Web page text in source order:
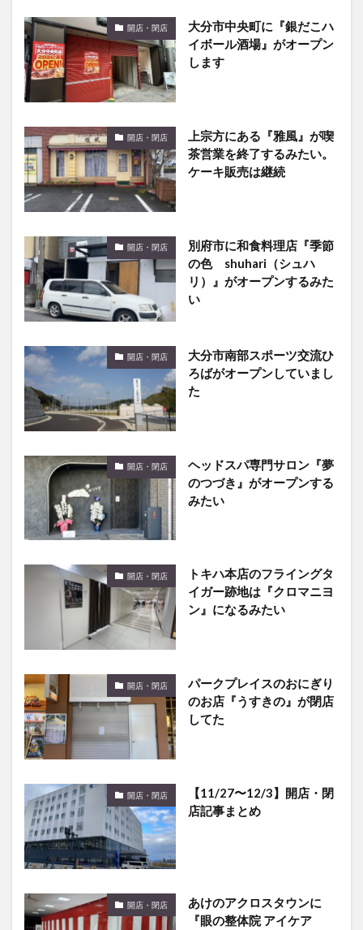
開店・閉店
大分市中央町に『銀だこハ
イボール酒場』がオープン
します
開店・閉店
上宗方にある『雅風』が喫
茶営業を終了するみたい。
ケーキ販売は継続
開店・閉店
別府市に和食料理店『季節
の色 shuhari（シュハ
リ）』がオープンするみた
い
開店・閉店
大分市南部スポーツ交流ひ
ろばがオープンしていまし
た
開店・閉店
ヘッドスパ専門サロン『夢
のつづき』がオープンする
みたい
開店・閉店
トキハ本店のフライングタ
イガー跡地は『クロマニヨ
ン』になるみたい
開店・閉店
パークプレイスのおにぎり
のお店『うすきの』が閉店
してた
開店・閉店
【11/27〜12/3】開店・閉
店記事まとめ
開店・閉店
あけのアクロスタウンに
『眼の整体院 アイケア